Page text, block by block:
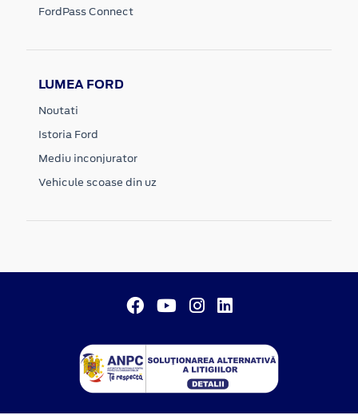
FordPass Connect
LUMEA FORD
Noutati
Istoria Ford
Mediu inconjurator
Vehicule scoase din uz